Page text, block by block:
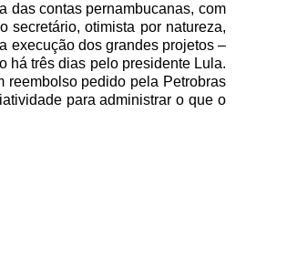
das contas pernambucanas, com
secretário, otimista por natureza,
execução dos grandes projetos –
há três dias pelo presidente Lula.
reembolso pedido pela Petrobras
para administrar o que o